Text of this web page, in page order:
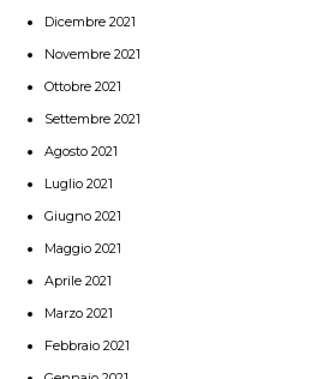
Dicembre 2021
Novembre 2021
Ottobre 2021
Settembre 2021
Agosto 2021
Luglio 2021
Giugno 2021
Maggio 2021
Aprile 2021
Marzo 2021
Febbraio 2021